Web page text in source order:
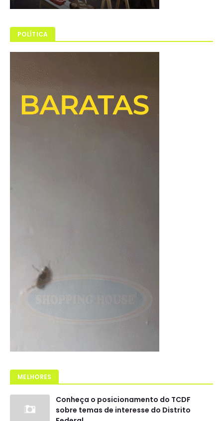
POLÍTICA
MELHORES
Conheça o posicionamento do TCDF
sobre temas de interesse do Distrito